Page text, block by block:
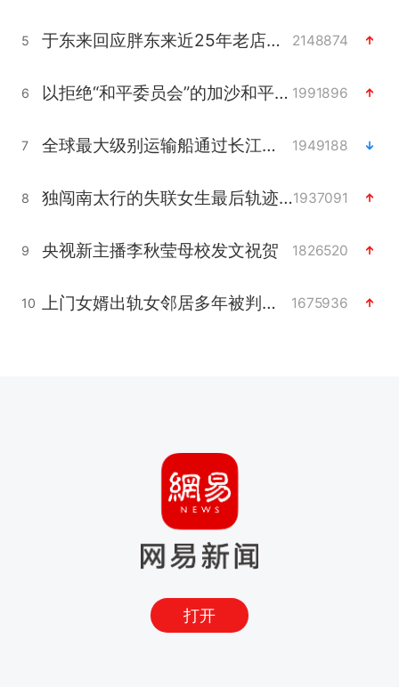
5 于东来回应胖东来近25年老店年底关闭 2148874
6 以拒绝“和平委员会”的加沙和平计划 1991896
7 全球最大级别运输船通过长江大桥 1949188
8 独闯南太行的失联女生最后轨迹已确认1937091
9 央视新主播李秋莹母校发文祝贺 1826520
10 上门女婿出轨女邻居多年被判重婚罪 1675936
打开